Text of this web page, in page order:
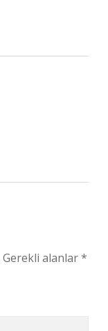
Gerekli alanlar*